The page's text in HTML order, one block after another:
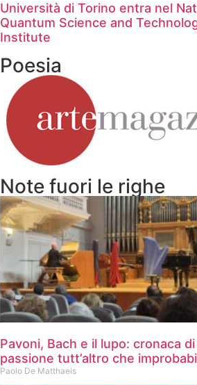
Università di Torino entra nel
Quantum Science and
Institute
Poesia
Note fuori le righe
Pavoni, Bach e il lupo: cronaca
passione tutt’altro che
Paolo De Matthaeis